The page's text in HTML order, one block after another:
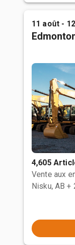
11 août -
4,605
Vente aux
Nisku, AB +